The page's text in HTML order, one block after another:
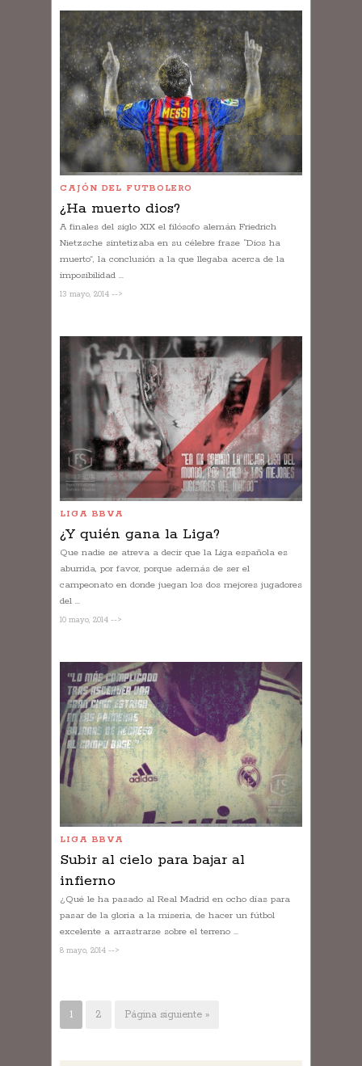
CAJÓN DEL FUTBOLERO
¿Ha muerto dios?
A finales del siglo XIX el filósofo alemán Friedrich
Nietzsche sintetizaba en su célebre frase “Dios ha
muerto”, la conclusión a la que llegaba acerca de la
imposibilidad ...
13 mayo, 2014 -->
LIGA BBVA
¿Y quién gana la Liga?
Que nadie se atreva a decir que la Liga española es
aburrida, por favor, porque además de ser el
campeonato en donde juegan los dos mejores jugadores
del ...
10 mayo, 2014 -->
LIGA BBVA
Subir al cielo para bajar al
infierno
¿Qué le ha pasado al Real Madrid en ocho días para
pasar de la gloria a la miseria, de hacer un fútbol
excelente a arrastrarse sobre el terreno ...
8 mayo, 2014 -->
1 2 Página siguiente »